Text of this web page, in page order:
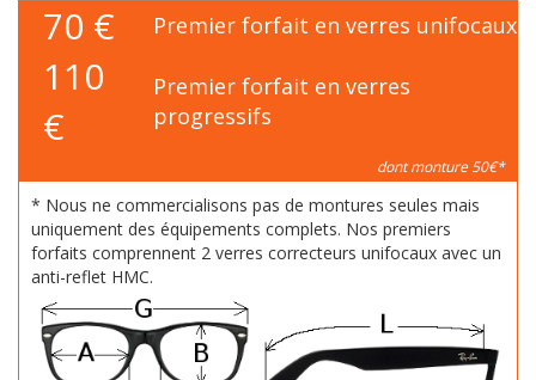
70 € Premier forfait en verres unifocaux
110
€
Premier forfait en verres
progressifs
dont monture 50€*
* Nous ne commercialisons pas de montures seules mais
uniquement des équipements complets. Nos premiers
forfaits comprennent 2 verres correcteurs unifocaux avec un
anti-reflet HMC.